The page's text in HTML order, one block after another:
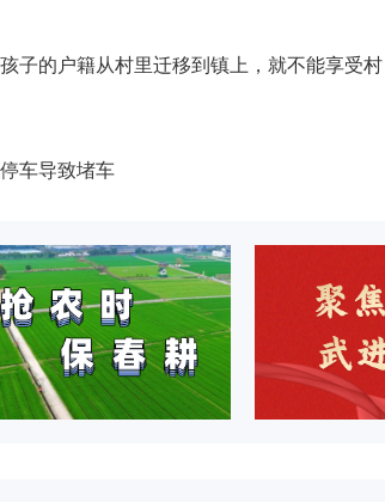
子的户籍从村里迁移到镇上，就不能享受村
车导致堵车